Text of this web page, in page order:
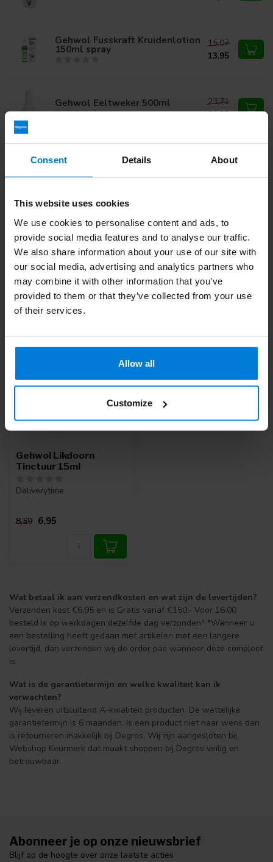
Consent Details About
This website uses cookies
We use cookies to personalise content and ads, to
provide social media features and to analyse our traffic.
We also share information about your use of our site with
our social media, advertising and analytics partners who
may combine it with other information that you’ve
provided to them or that they’ve collected from your use
of their services.
Allow all
Customize
Gehwol Fusskraft Kruidenlotion
150ml spray
15,07
13,95
Gehwol Eeltweker 500ml
23,71
21,95
Gehwol Fluid 15ml Pipet
9,67
Heb je vragen over dit product?
Of heb je hulp nodig bij je bestelling? Neem contact op via
mail met onzeKlantenserviceof bel+31 (0)30 203 59 02
Recent bekeken
Gehwol Likdoorn
Tinctuur 15ml
Deliverytime
8,59 6,95
Wat betaal ik aan verzendkosten en wat zijn de levertijden?
Verzenden kost €6,95 en is Gratis vanaf €150,- Voor 16:00
besteld is op werkdagen dezelfde dag verzonden* *Wanneer u
een bestelling heeft gedaan met artikelen met een langere
levertijd, dan verzenden wij de order pas wanneer deze compleet
is.
Wat is de garantietermijn en welke kwaliteit kan ik
verwachten?
Wij leveren uitsluitend A-kwaliteit producten. De wettelijke
garantietermijn is 6 maanden. Is een product niet naar wens dan
is retourneren makkelijk bij Degros. Wij zijn aangesloten bij
Webshop Keurmerk dat maakt shoppen bij Degros veilig en
betrouwbaar.
Abonneer je op onze nieuwsbrief
Blijf op de hoogte over onze laatste acties